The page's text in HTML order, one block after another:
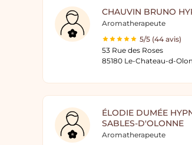
CHAUVIN BRUNO
Aromatherapeute
5/5 (44 avis)
53 Rue des Roses
85180 Le-Chateau-d-
ÉLODIE DUMÉE
SABLES-D'OLONNE
Aromatherapeute